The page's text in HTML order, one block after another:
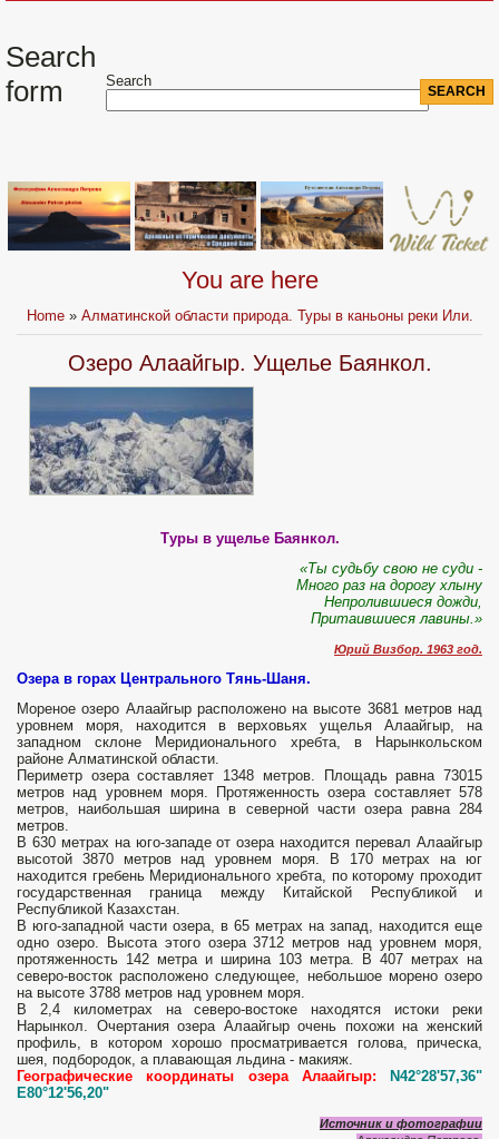
Search
form
Search
You are here
Home »Алматинской области природа. Туры в каньоны реки Или.
Озеро Алаайгыр. Ущелье Баянкол.
Туры в ущелье Баянкол.
«Ты судьбу свою не суди -
Много раз на дорогу хлыну
Непролившиеся дожди,
Притаившиеся лавины.»
Юрий Визбор. 1963 год.
Озера в горах Центрального Тянь-Шаня.
Мореное озеро Алаайгыр расположено на высоте 3681 метров над
уровнем моря, находится в верховьях ущелья Алаайгыр, на
западном склоне Меридионального хребта, в Нарынкольском
районе Алматинской области.
Периметр озера составляет 1348 метров. Площадь равна 73015
метров над уровнем моря. Протяженность озера составляет 578
метров, наибольшая ширина в северной части озера равна 284
метров.
В 630 метрах на юго-западе от озера находится перевал Алаайгыр
высотой 3870 метров над уровнем моря. В 170 метрах на юг
находится гребень Меридионального хребта, по которому проходит
государственная граница между Китайской Республикой и
Республикой Казахстан.
В юго-западной части озера, в 65 метрах на запад, находится еще
одно озеро. Высота этого озера 3712 метров над уровнем моря,
протяженность 142 метра и ширина 103 метра. В 407 метрах на
северо-восток расположено следующее, небольшое морено озеро
на высоте 3788 метров над уровнем моря.
В 2,4 километрах на северо-востоке находятся истоки реки
Нарынкол. Очертания озера Алаайгыр очень похожи на женский
профиль, в котором хорошо просматривается голова, прическа,
шея, подбородок, а плавающая льдина - макияж.
Географические координаты озера Алаайгыр:
N42°28'57,36"
E80°12'56,20"
Источник и фотографии